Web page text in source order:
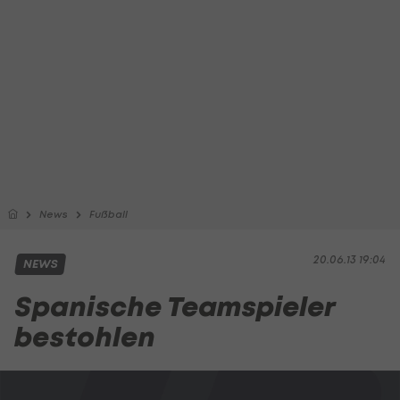
News Fußball
20.06.13 19:04
NEWS
Spanische Teamspieler
bestohlen